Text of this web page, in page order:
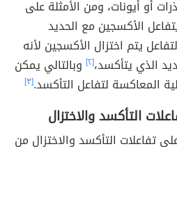
أو أيونات، ومن الأمثلة على
الأكسجين مع الحديد
يتم اختزال الأكسجين لأنه
الذي يتأكسد،[٢]
وبالتالي يمكن
المعاكسة لتفاعل التأكسد.[٣]
التأكسد والاختزال
تفاعلات التأكسد والاختزال من